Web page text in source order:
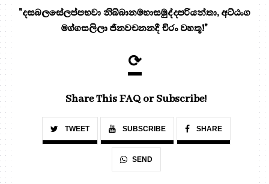
"දසබලසේලප්පභවා නිබ්බානමහාසමුද්දපරියන්තා, අට්ඨංග
මග්ගසලිලා ජිනවචනනදී චිරං වහතූ!"
⟳
Share This FAQ or Subscribe!
TWEET SUBSCRIBE SHARE
SEND